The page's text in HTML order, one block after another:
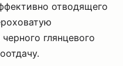
отводящего
глянцевого